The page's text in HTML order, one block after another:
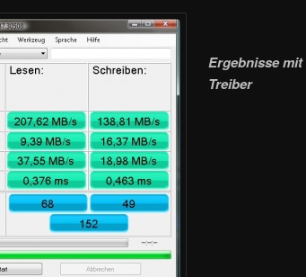
Ergebnisse mit
Treiber